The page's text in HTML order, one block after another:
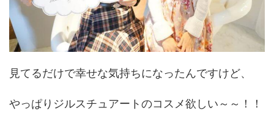
見てるだけで幸せな気持ちになったんですけど、
やっぱりジルスチュアートのコスメ欲しい～～！！